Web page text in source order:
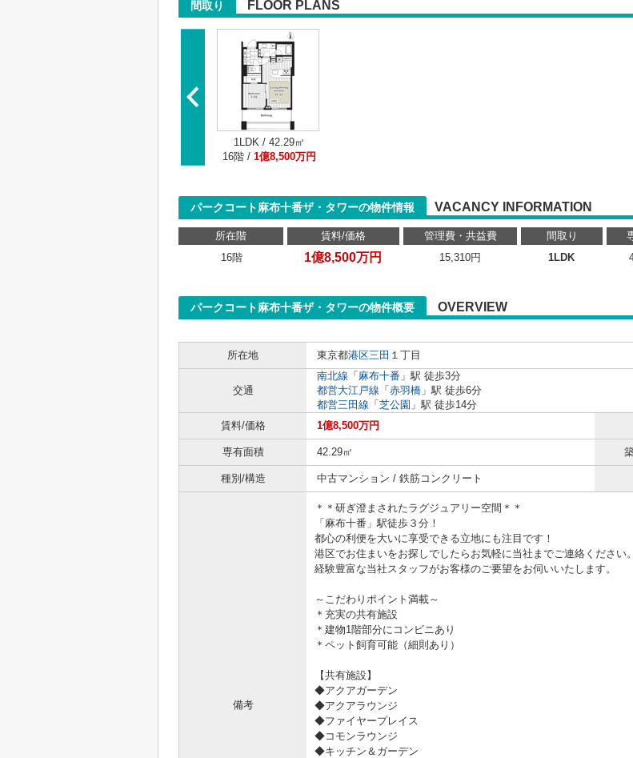
間取り FLOOR PLANS
1LDK / 42.29㎡
16階 / 1億8,500万円
パークコート麻布十番ザ・タワーの物件情報 VACANCY INFORMATION
所在階 賃料/価格 管理費・共益費 間取り
16階
1億8,500万円 15,310円 1LDK
パークコート麻布十番ザ・タワーの物件概要 OVERVIEW
所在地
東京都港区三田 １丁目
交通
南北線 「 麻布十番 」駅 徒歩3分
都営大江戸線 「 赤羽橋 」駅 徒歩6分
都営三田線 「 芝公園 」駅 徒歩14分
賃料/価格
1億8,500万円
専有面積 42.29㎡
種別/構造 中古マンション / 鉄筋コンクリート
備考
＊＊研ぎ澄まされたラグジュアリー空間＊＊
「麻布十番」駅徒歩３分！
都心の利便を大いに享受できる立地にも注目です！
港区でお住まいをお探しでしたらお気軽に当社までご連絡ください。
経験豊富な当社スタッフがお客様のご要望をお伺いいたします。
～こだわりポイント満載～
＊充実の共有施設
＊建物1階部分にコンビニあり
＊ペット飼育可能（細則あり）
【共有施設】
◆アクアガーデン
◆アクアラウンジ
◆ファイヤープレイス
◆コモンラウンジ
◆キッチン＆ガーデン